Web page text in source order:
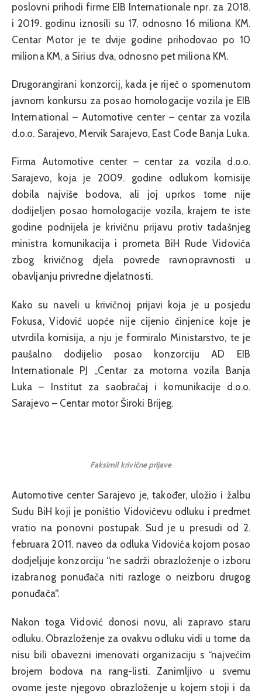
poslovni prihodi firme EIB Internationale npr. za 2018.
i 2019. godinu iznosili su 17, odnosno 16 miliona KM.
Centar Motor je te dvije godine prihodovao po 10
miliona KM, a Sirius dva, odnosno pet miliona KM.
Drugorangirani konzorcij, kada je riječ o spomenutom
javnom konkursu za posao homologacije vozila je EIB
International – Automotive center – centar za vozila
d.o.o. Sarajevo, Mervik Sarajevo, East Code Banja Luka.
Firma Automotive center – centar za vozila d.o.o.
Sarajevo, koja je 2009. godine odlukom komisije
dobila najviše bodova, ali joj uprkos tome nije
dodijeljen posao homologacije vozila, krajem te iste
godine podnijela je krivičnu prijavu protiv tadašnjeg
ministra komunikacija i prometa BiH Rude Vidovića
zbog krivičnog djela povrede ravnopravnosti u
obavljanju privredne djelatnosti.
Kako su naveli u krivičnoj prijavi koja je u posjedu
Fokusa, Vidović uopće nije cijenio činjenice koje je
utvrdila komisija, a nju je formiralo Ministarstvo, te je
paušalno dodijelio posao konzorciju AD EIB
Internationale PJ „Centar za motorna vozila Banja
Luka – Institut za saobraćaj i komunikacije d.o.o.
Sarajevo – Centar motor Široki Brijeg.
Faksimil krivične prijave
Automotive center Sarajevo je, također, uložio i žalbu
Sudu BiH koji je poništio Vidovićevu odluku i predmet
vratio na ponovni postupak. Sud je u presudi od 2.
februara 2011. naveo da odluka Vidovića kojom posao
dodjeljuje konzorciju “ne sadrži obrazloženje o izboru
izabranog ponuđača niti razloge o neizboru drugog
ponuđača“.
Nakon toga Vidović donosi novu, ali zapravo staru
odluku. Obrazloženje za ovakvu odluku vidi u tome da
nisu bili obavezni imenovati organizaciju s “najvećim
brojem bodova na rang-listi. Zanimljivo u svemu
ovome jeste njegovo obrazloženje u kojem stoji i da